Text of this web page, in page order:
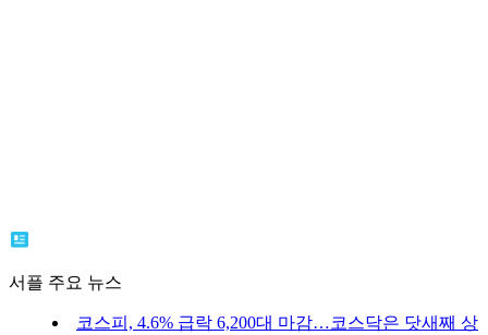
서플 주요 뉴스
코스피, 4.6% 급락 6,200대 마감…코스닥은 닷새째 상